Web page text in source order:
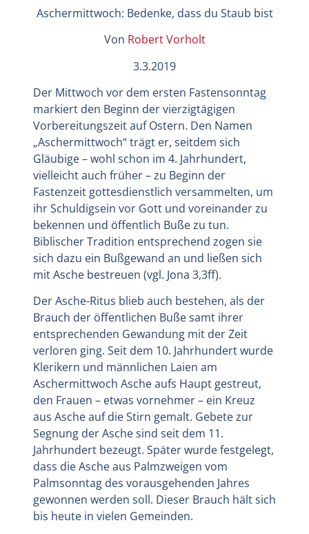
Aschermittwoch: Bedenke, dass du Staub bist
Von Robert Vorholt
3.3.2019
Der Mittwoch vor dem ersten Fastensonntag
markiert den Beginn der vierzigtägigen
Vorbereitungszeit auf Ostern. Den Namen
„Aschermittwoch“ trägt er, seitdem sich
Gläubige – wohl schon im 4. Jahrhundert,
vielleicht auch früher – zu Beginn der
Fastenzeit gottesdienstlich versammelten, um
ihr Schuldigsein vor Gott und voreinander zu
bekennen und öffentlich Buße zu tun.
Biblischer Tradition entsprechend zogen sie
sich dazu ein Bußgewand an und ließen sich
mit Asche bestreuen (vgl. Jona 3,3ff).
Der Asche-Ritus blieb auch bestehen, als der
Brauch der öffentlichen Buße samt ihrer
entsprechenden Gewandung mit der Zeit
verloren ging. Seit dem 10. Jahrhundert wurde
Klerikern und männlichen Laien am
Aschermittwoch Asche aufs Haupt gestreut,
den Frauen – etwas vornehmer – ein Kreuz
aus Asche auf die Stirn gemalt. Gebete zur
Segnung der Asche sind seit dem 11.
Jahrhundert bezeugt. Später wurde festgelegt,
dass die Asche aus Palmzweigen vom
Palmsonntag des vorausgehenden Jahres
gewonnen werden soll. Dieser Brauch hält sich
bis heute in vielen Gemeinden.